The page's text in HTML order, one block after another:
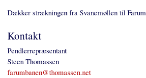
Dækker strækningen fra Svanemøllen til Farum
Kontakt
Pendlerrepræsentant
Steen Thomassen
farumbanen@thomassen.net